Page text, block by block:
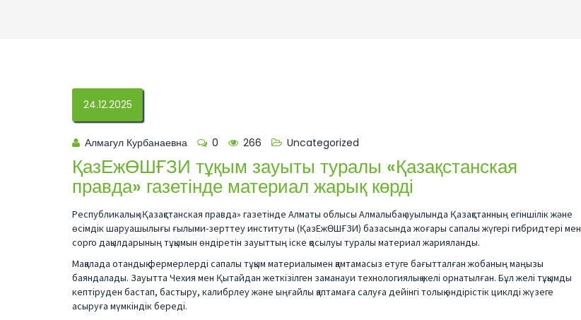
24.12.2025
Алмагул Курбанаевна 0 266 Uncategorized
ҚазЕжӨШҒЗИ тұқым зауыты туралы «Қазақстанская
правда» газетінде материал жарық көрді
Республикалық «Қазақстанская правда» газетінде Алматы облысы Алмалыбақ ауылында Қазақстанның егіншілік және
өсімдік шаруашылығы ғылыми-зерттеу институты (ҚазЕжӨШҒЗИ) базасында жоғары сапалы жүгері гибридтері мен
сорго дақылдарының тұқымын өндіретін зауыттың іске қосылуы туралы материал жарияланды.
Мақалада отандық фермерлерді сапалы тұқым материалымен қамтамасыз етуге бағытталған жобаның маңызы
баяндалады. Зауытта Чехия мен Қытайдан жеткізілген заманауи технологиялық желі орнатылған. Бұл желі тұқымды
кептіруден бастап, бастыру, калибрлеу және ыңғайлы қаптамаға салуға дейінгі толық өндірістік циклді жүзеге
асыруға мүмкіндік береді.